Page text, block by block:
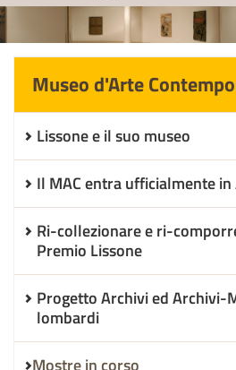
Museo d'Arte
Lissone e il suo museo
Il MAC entra ufficialmente in
Ri-collezionare e ri-
Premio Lissone
Progetto Archivi ed Archivi-
lombardi
Mostre in corso